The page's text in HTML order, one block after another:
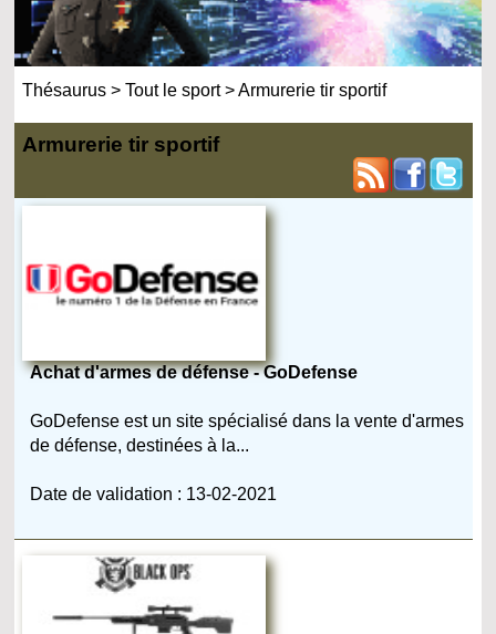
Thésaurus >Tout le sport>Armurerie tir sportif
Armurerie tir sportif
Achat d'armes de défense - GoDefense
GoDefense est un site spécialisé dans la vente d'armes
de défense, destinées à la...
Date de validation : 13-02-2021